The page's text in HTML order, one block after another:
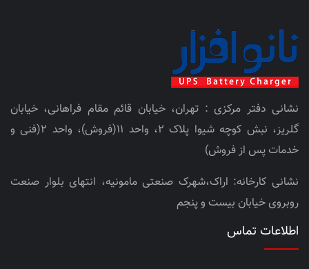
نشانی دفتر مرکزی : تهران، خیابان قائم مقام فراهانی، خیابان
گلریز، نبش کوچه شیوا پلاک 2، واحد 11(فروش)، واحد 2(فنی و
خدمات پس از فروش)
نشانی کارخانه: اراک،شهرک صنعتی مامونیه، انتهای بلوار صنعت
روبروی خیابان بیست و پنجم
اطلاعات تماس